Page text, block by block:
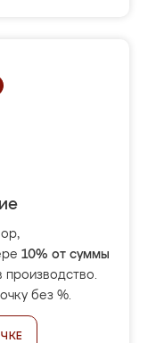
10% от суммы
производство.
без %.